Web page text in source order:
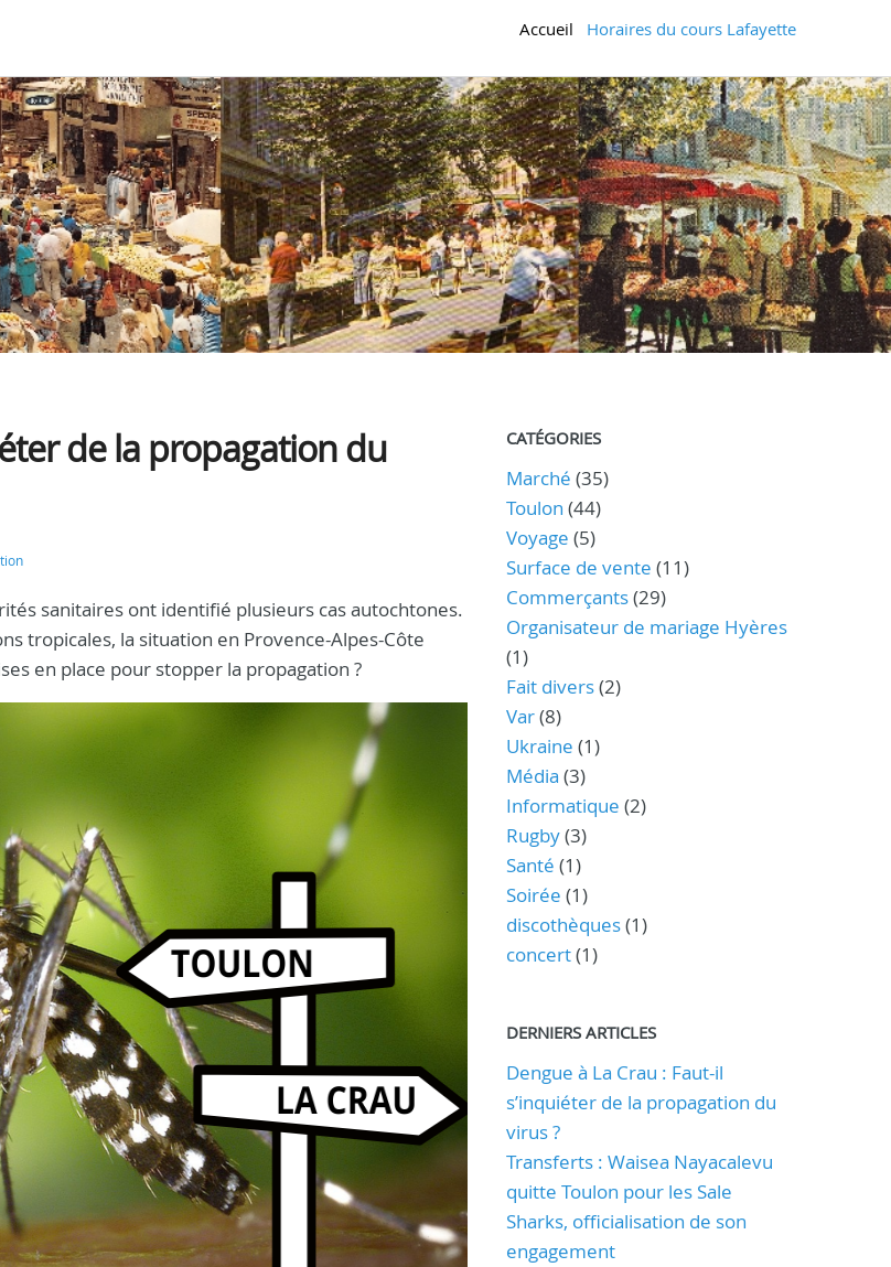
Accueil Horaires du cours Lafayette
de la propagation du
sanitaires ont identifié plusieurs cas autochtones.
tropicales, la situation en Provence-Alpes-Côte
en place pour stopper la propagation ?
CATÉGORIES
Marché (35)
Toulon (44)
Voyage (5)
Surface de vente (11)
Commerçants(29)
Organisateur de mariage Hyères
(1)
Fait divers(2)
Var(8)
Ukraine (1)
Média (3)
Informatique (2)
Rugby(3)
Santé (1)
Soirée (1)
discothèques(1)
concert(1)
DERNIERS ARTICLES
Dengue à La Crau : Faut-il
s’inquiéter de la propagation du
virus ?
Transferts : Waisea Nayacalevu
quitte Toulon pour les Sale
Sharks, officialisation de son
engagement